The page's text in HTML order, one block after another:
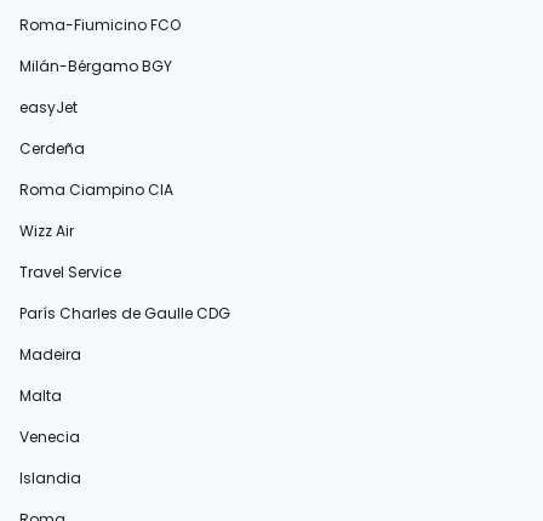
Roma-Fiumicino FCO
Milán-Bérgamo BGY
easyJet
Cerdeña
Roma Ciampino CIA
Wizz Air
Travel Service
París Charles de Gaulle CDG
Madeira
Malta
Venecia
Islandia